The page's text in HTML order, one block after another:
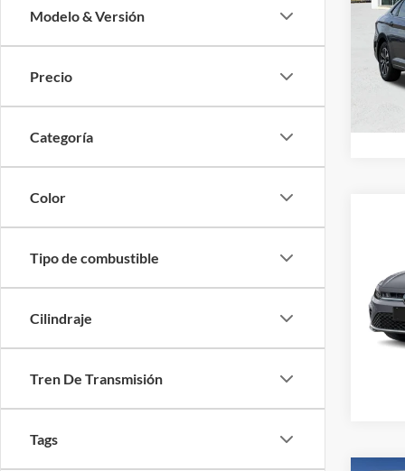
Modelo & Versión
Precio
Categoría
Color
Tipo de combustible
Cilindraje
Tren De Transmisión
Tags
VIN:
VIN: